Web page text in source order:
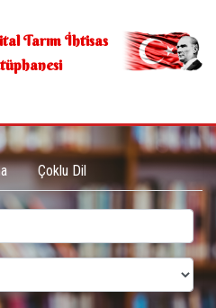
Tarım İhtisas
Çoklu Dil